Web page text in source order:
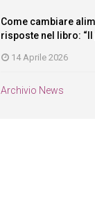
Come cambiare
risposte nel libro:
14 Aprile 2026
Archivio News